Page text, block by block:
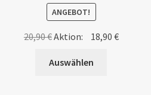
ANGEBOT!
20,90€Ursprünglicher
war:
Aktion: 18,90 €Aktueller
Auswählen